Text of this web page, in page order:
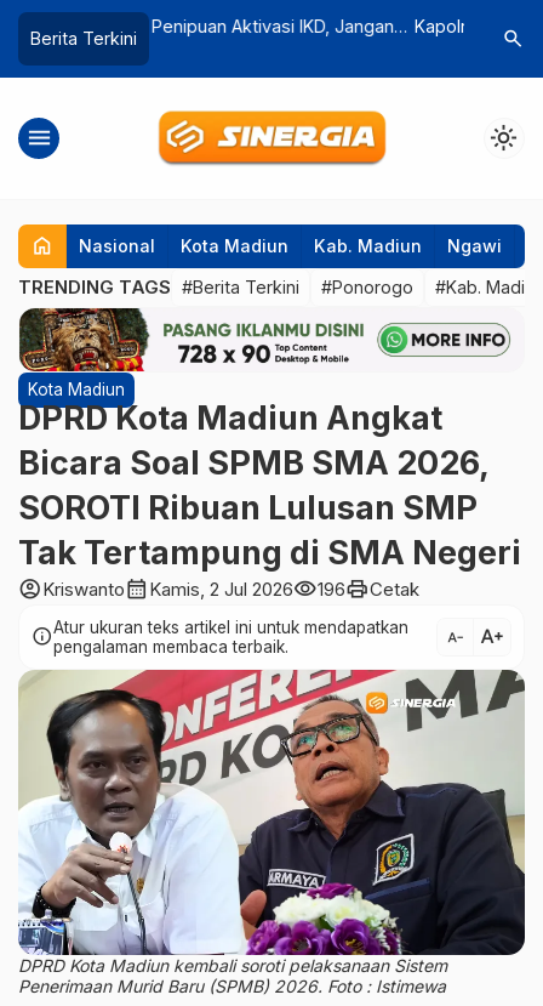
Berita Terkini
Kapolres Magetan Pimpin Panen Raya
Dukungan terhadap Swasembada
Pangan 2026
Sapisearch
menu light_mode
home Nasional Kota Madiun Kab. Madiun Ngawi
TRENDING TAGS #Berita Terkini #Ponorogo #Kab. Madiun
Kota Madiun
DPRD Kota Madiun Angkat
Bicara Soal SPMB SMA 2026,
SOROTI Ribuan Lulusan SMP
Tak Tertampung di SMA Negeri
account_circleKriswantocalendar_month Kamis, 2 Jul 2026visibility196printCetak
infoAtur ukuran teks artikel ini untuk mendapatkan
pengalaman membaca terbaik.
text_decrease text_increase
DPRD Kota Madiun kembali soroti pelaksanaan Sistem
Penerimaan Murid Baru (SPMB) 2026. Foto : Istimewa